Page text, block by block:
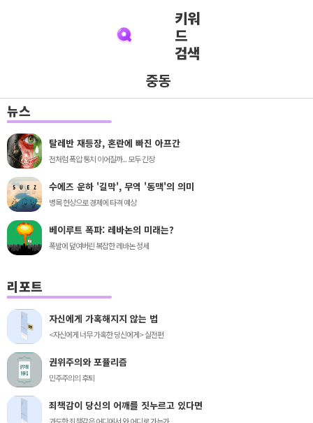
키워
드
검색
중동
뉴스
탈레반 재등장, 혼란에 빠진 아프간
전처럼 폭압 통치 이어질까... 모두 긴장
수에즈 운하 '길막', 무역 '동맥'의 의미
병목 현상으로 경제에 타격 예상
베이루트 폭파: 레바논의 미래는?
폭발에 덮여버린 복잡한 레바논 정세
리포트
자신에게 가혹해지지 않는 법
<자신에게 너무 가혹한 당신에게> 실전편
권위주의와 포퓰리즘
민주주의의 후퇴
죄책감이 당신의 어깨를 짓누르고 있다면